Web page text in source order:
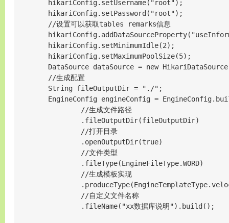
        hikariConfig.setUsername("root");
        hikariConfig.setPassword("root");
        //设置可以获取tables remarks信息
        hikariConfig.setMinimumIdle(2);
        hikariConfig.setMaximumPoolSize(5);
DataSource dataSource = new
        //生成配置
        String fileOutputDir = "./";
EngineConfig engineConfig =
                //生成文件路径
                .fileOutputDir(fileOutputDir)
                //打开目录
                .openOutputDir(true)
                //文件类型
                .fileType(EngineFileType.WORD)
                //生成模板实现
                //自定义文件名称
                .fileName("xx数据库说明").build();